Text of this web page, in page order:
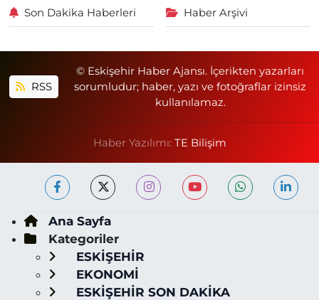
Son Dakika Haberleri Haber Arşivi
RSS
© Eskişehir Haber Ajansı. İçerikten yazarları
sorumludur; haber, yazı ve fotoğraflar izinsiz
kullanılamaz.
Haber Yazılımı: TE Bilişim
Ana Sayfa
Kategoriler
ESKİŞEHİR
EKONOMİ
ESKİŞEHİR SON DAKİKA